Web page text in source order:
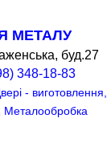
МЕТАЛУ
буд.27
348-18-83
- виготовлення,
Металообробка